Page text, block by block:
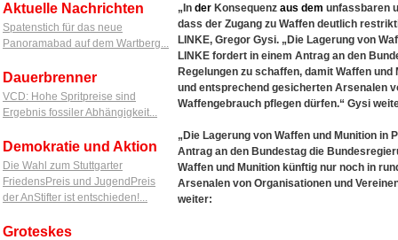
Aktuelle Nachrichten
Spatenstich für das neue
Panoramabad auf dem Wartberg...
Dauerbrenner
VCD: Hohe Spritpreise sind
Ergebnis fossiler Abhängigkeit...
Demokratie und Aktion
Die Wahl zum Stuttgarter
FriedensPreis und JugendPreis
der AnStifter ist entschieden!...
Groteskes
„In der Konsequenz aus dem unfassbaren
dass der Zugang zu Waffen deutlich
LINKE, Gregor Gysi. „Die Lagerung von
LINKE fordert in einem Antrag an den
Regelungen zu schaffen, damit Waffen
und entsprechend gesicherten Arsenalen
Waffengebrauch pflegen dürfen.“ Gysi
„Die Lagerung von Waffen und Munition
Antrag an den Bundestag die
Waffen und Munition künftig nur noch in
Arsenalen von Organisationen und
weiter: